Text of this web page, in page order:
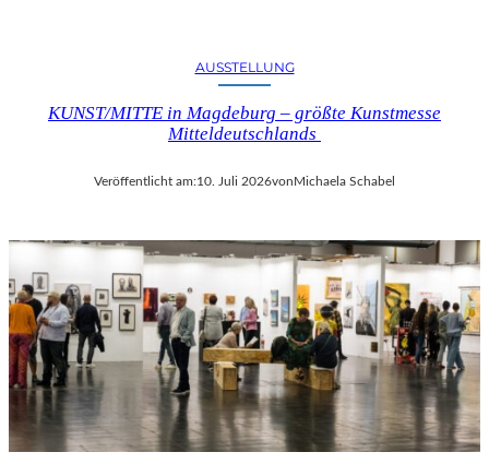
AUSSTELLUNG
KUNST/MITTE in Magdeburg – größte Kunstmesse
Mitteldeutschlands
Veröffentlicht am:10. Juli 2026vonMichaela Schabel